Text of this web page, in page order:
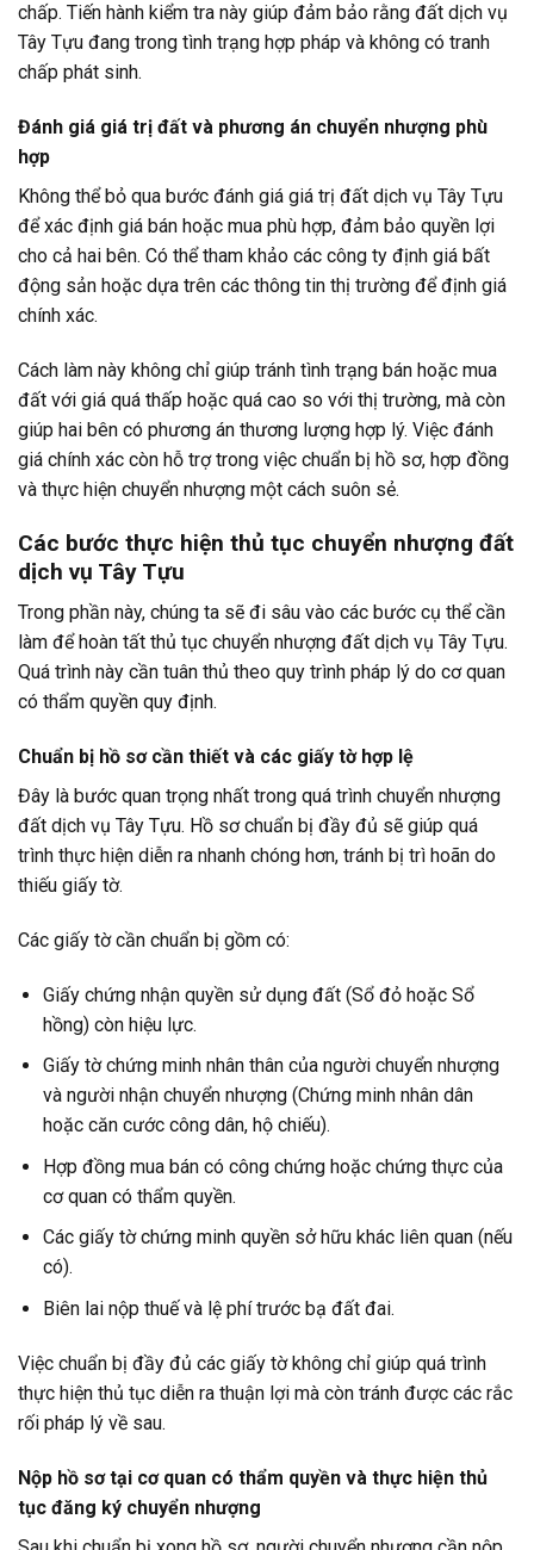
chấp. Tiến hành kiểm tra này giúp đảm bảo rằng đất dịch vụ
Tây Tựu đang trong tình trạng hợp pháp và không có tranh
chấp phát sinh.
Đánh giá giá trị đất và phương án chuyển nhượng phù
hợp
Không thể bỏ qua bước đánh giá giá trị đất dịch vụ Tây Tựu
để xác định giá bán hoặc mua phù hợp, đảm bảo quyền lợi
cho cả hai bên. Có thể tham khảo các công ty định giá bất
động sản hoặc dựa trên các thông tin thị trường để định giá
chính xác.
Cách làm này không chỉ giúp tránh tình trạng bán hoặc mua
đất với giá quá thấp hoặc quá cao so với thị trường, mà còn
giúp hai bên có phương án thương lượng hợp lý. Việc đánh
giá chính xác còn hỗ trợ trong việc chuẩn bị hồ sơ, hợp đồng
và thực hiện chuyển nhượng một cách suôn sẻ.
Các bước thực hiện thủ tục chuyển nhượng đất
dịch vụ Tây Tựu
Trong phần này, chúng ta sẽ đi sâu vào các bước cụ thể cần
làm để hoàn tất thủ tục chuyển nhượng đất dịch vụ Tây Tựu.
Quá trình này cần tuân thủ theo quy trình pháp lý do cơ quan
có thẩm quyền quy định.
Chuẩn bị hồ sơ cần thiết và các giấy tờ hợp lệ
Đây là bước quan trọng nhất trong quá trình chuyển nhượng
đất dịch vụ Tây Tựu. Hồ sơ chuẩn bị đầy đủ sẽ giúp quá
trình thực hiện diễn ra nhanh chóng hơn, tránh bị trì hoãn do
thiếu giấy tờ.
Các giấy tờ cần chuẩn bị gồm có:
Giấy chứng nhận quyền sử dụng đất (Sổ đỏ hoặc Sổ
hồng) còn hiệu lực.
Giấy tờ chứng minh nhân thân của người chuyển nhượng
và người nhận chuyển nhượng (Chứng minh nhân dân
hoặc căn cước công dân, hộ chiếu).
Hợp đồng mua bán có công chứng hoặc chứng thực của
cơ quan có thẩm quyền.
Các giấy tờ chứng minh quyền sở hữu khác liên quan (nếu
có).
Biên lai nộp thuế và lệ phí trước bạ đất đai.
Việc chuẩn bị đầy đủ các giấy tờ không chỉ giúp quá trình
thực hiện thủ tục diễn ra thuận lợi mà còn tránh được các rắc
rối pháp lý về sau.
Nộp hồ sơ tại cơ quan có thẩm quyền và thực hiện thủ
tục đăng ký chuyển nhượng